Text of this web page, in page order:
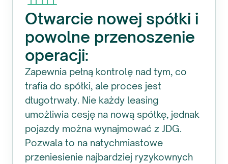
Otwarcie nowej spółki i
powolne przenoszenie
operacji:
Zapewnia pełną kontrolę nad tym, co
trafia do spółki, ale proces jest
długotrwały. Nie każdy leasing
umożliwia cesję na nową spółkę, jednak
pojazdy można wynajmować z JDG.
Pozwala to na natychmiastowe
przeniesienie najbardziej ryzykownych